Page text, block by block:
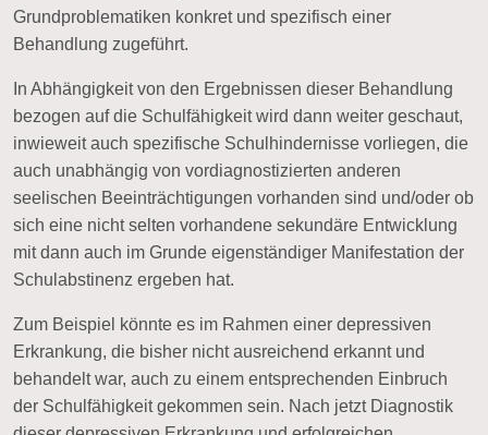
Grundproblematiken konkret und spezifisch einer
Behandlung zugeführt.
In Abhängigkeit von den Ergebnissen dieser Behandlung
bezogen auf die Schulfähigkeit wird dann weiter geschaut,
inwieweit auch spezifische Schulhindernisse vorliegen, die
auch unabhängig von vordiagnostizierten anderen
seelischen Beeinträchtigungen vorhanden sind und/oder ob
sich eine nicht selten vorhandene sekundäre Entwicklung
mit dann auch im Grunde eigenständiger Manifestation der
Schulabstinenz ergeben hat.
Zum Beispiel könnte es im Rahmen einer depressiven
Erkrankung, die bisher nicht ausreichend erkannt und
behandelt war, auch zu einem entsprechenden Einbruch
der Schulfähigkeit gekommen sein. Nach jetzt Diagnostik